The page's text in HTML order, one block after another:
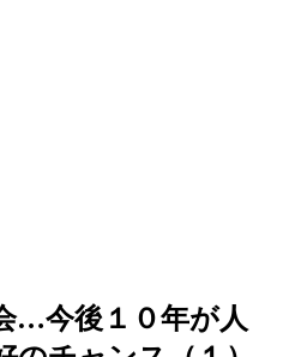
…今後１０年が人